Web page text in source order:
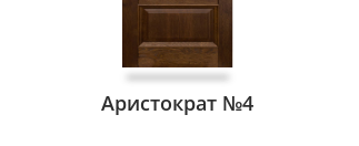
Аристократ №4